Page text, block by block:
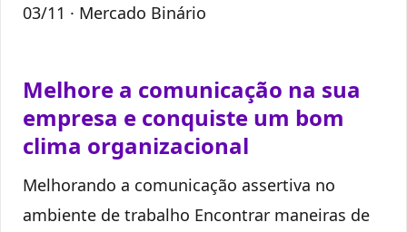
03/11 · Mercado Binário
Melhore a comunicação na sua
empresa e conquiste um bom
clima organizacional
Melhorando a comunicação assertiva no
ambiente de trabalho Encontrar maneiras de